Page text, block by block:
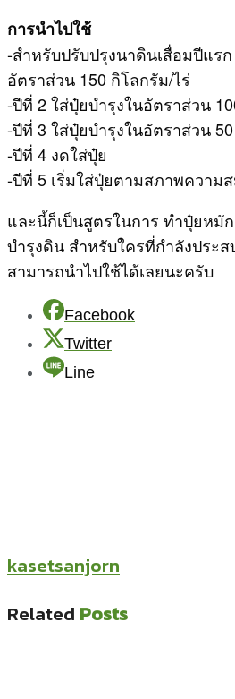
การนำไปใช้
-สำหรับปรับปรุงนาดินเสื่อมปีแร
อัตราส่วน 150 กิโลกรัม/ไร่
-ปีที่ 2 ใส่ปุ๋ยบำรุงในอัตราส่วน
-ปีที่ 3 ใส่ปุ๋ยบำรุงในอัตราส่วน
-ปีที่ 4 งดใส่ปุ๋ย
-ปีที่ 5 เริ่มใส่ปุ๋ยตามสภาพควา
และนี้ก็เป็นสูตรในการ ทำปุ๋ยหมั
บำรุงดิน สำหรับใครที่กำลังประ
สามารถนำไปใช้ได้เลยนะครับ
Facebook
Twitter
Line
kasetsanjorn
Related Posts